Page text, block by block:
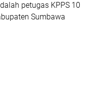
petugas KPPS 10
Sumbawa